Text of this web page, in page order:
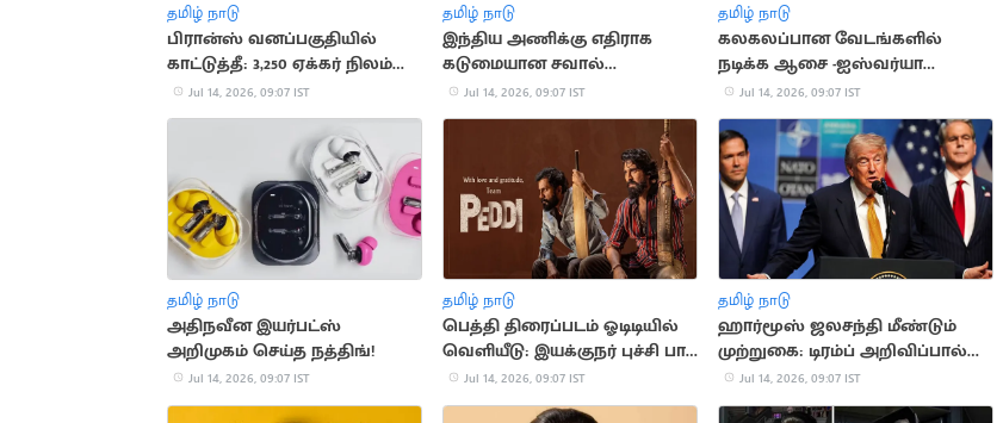
தமிழ் நாடு
பிரான்ஸ் வனப்பகுதியில்
காட்டுத்தீ: 3,250 ஏக்கர் நிலம்
சேதம்
Jul 14, 2026, 09:07 IST
தமிழ் நாடு
இந்திய அணிக்கு எதிராக
கடுமையான சவால்
காத்திருக்கிறது: பென்
டக்கெட்
Jul 14, 2026, 09:07 IST
தமிழ் நாடு
கலகலப்பான வேடங்களில்
நடிக்க ஆசை -ஐஸ்வர்யா
ராஜேஷ்
Jul 14, 2026, 09:07 IST
தமிழ் நாடு
அதிநவீன இயர்பட்ஸ்
அறிமுகம் செய்த நத்திங்!
Jul 14, 2026, 09:07 IST
தமிழ் நாடு
பெத்தி திரைப்படம் ஓடிடியில்
வெளியீடு: இயக்குநர் புச்சி பாபு
சானா நெகிழ்ச்சி
Jul 14, 2026, 09:07 IST
தமிழ் நாடு
ஹார்மூஸ் ஜலசந்தி மீண்டும்
முற்றுகை: டிரம்ப் அறிவிப்பால்
பதற்றம்
Jul 14, 2026, 09:07 IST